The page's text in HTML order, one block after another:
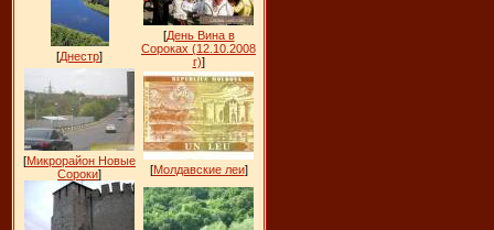
[Днестр]
[День Вина в
Сороках (12.10.2008
г)]
[Микрорайон Новые
Сороки] [Молдавские леи]